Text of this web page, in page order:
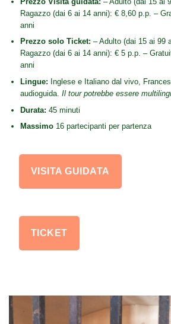
Ragazzo (dai 6 ai 14 anni): € 8,60 p.p. –
anni
Prezzo solo Ticket: – Adulto (dai 15 ai 99
Ragazzo (dai 6 ai 14 anni): € 5 p.p. –
anni
Lingue: Inglese e Italiano dal vivo,
audioguida. Il tour potrebbe essere
Durata: 45 minuti
Massimo16 partecipanti per partenza
VISITA GUIDATA
TICKET